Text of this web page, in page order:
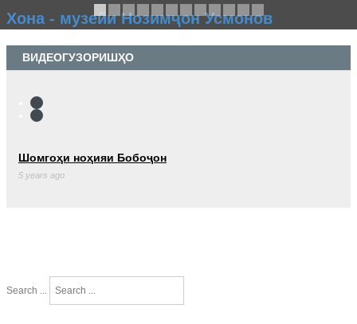
Хона - музейи Нозимҷон Усмонов
ВИДЕОГУЗОРИШҲО
Шомгоҳи ноҳияи Бобоҷон
5 years ago
Search ...